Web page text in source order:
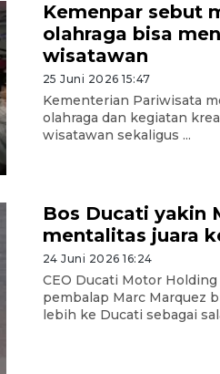
Kemenpar sebut
olahraga bisa
wisatawan
25 Juni 2026 15:47
Kementerian Pariwisata
olahraga dan kegiatan
wisatawan sekaligus ...
Bos Ducati yakin
mentalitas juara
24 Juni 2026 16:24
CEO Ducati Motor
pembalap Marc Marquez
lebih ke Ducati sebagai